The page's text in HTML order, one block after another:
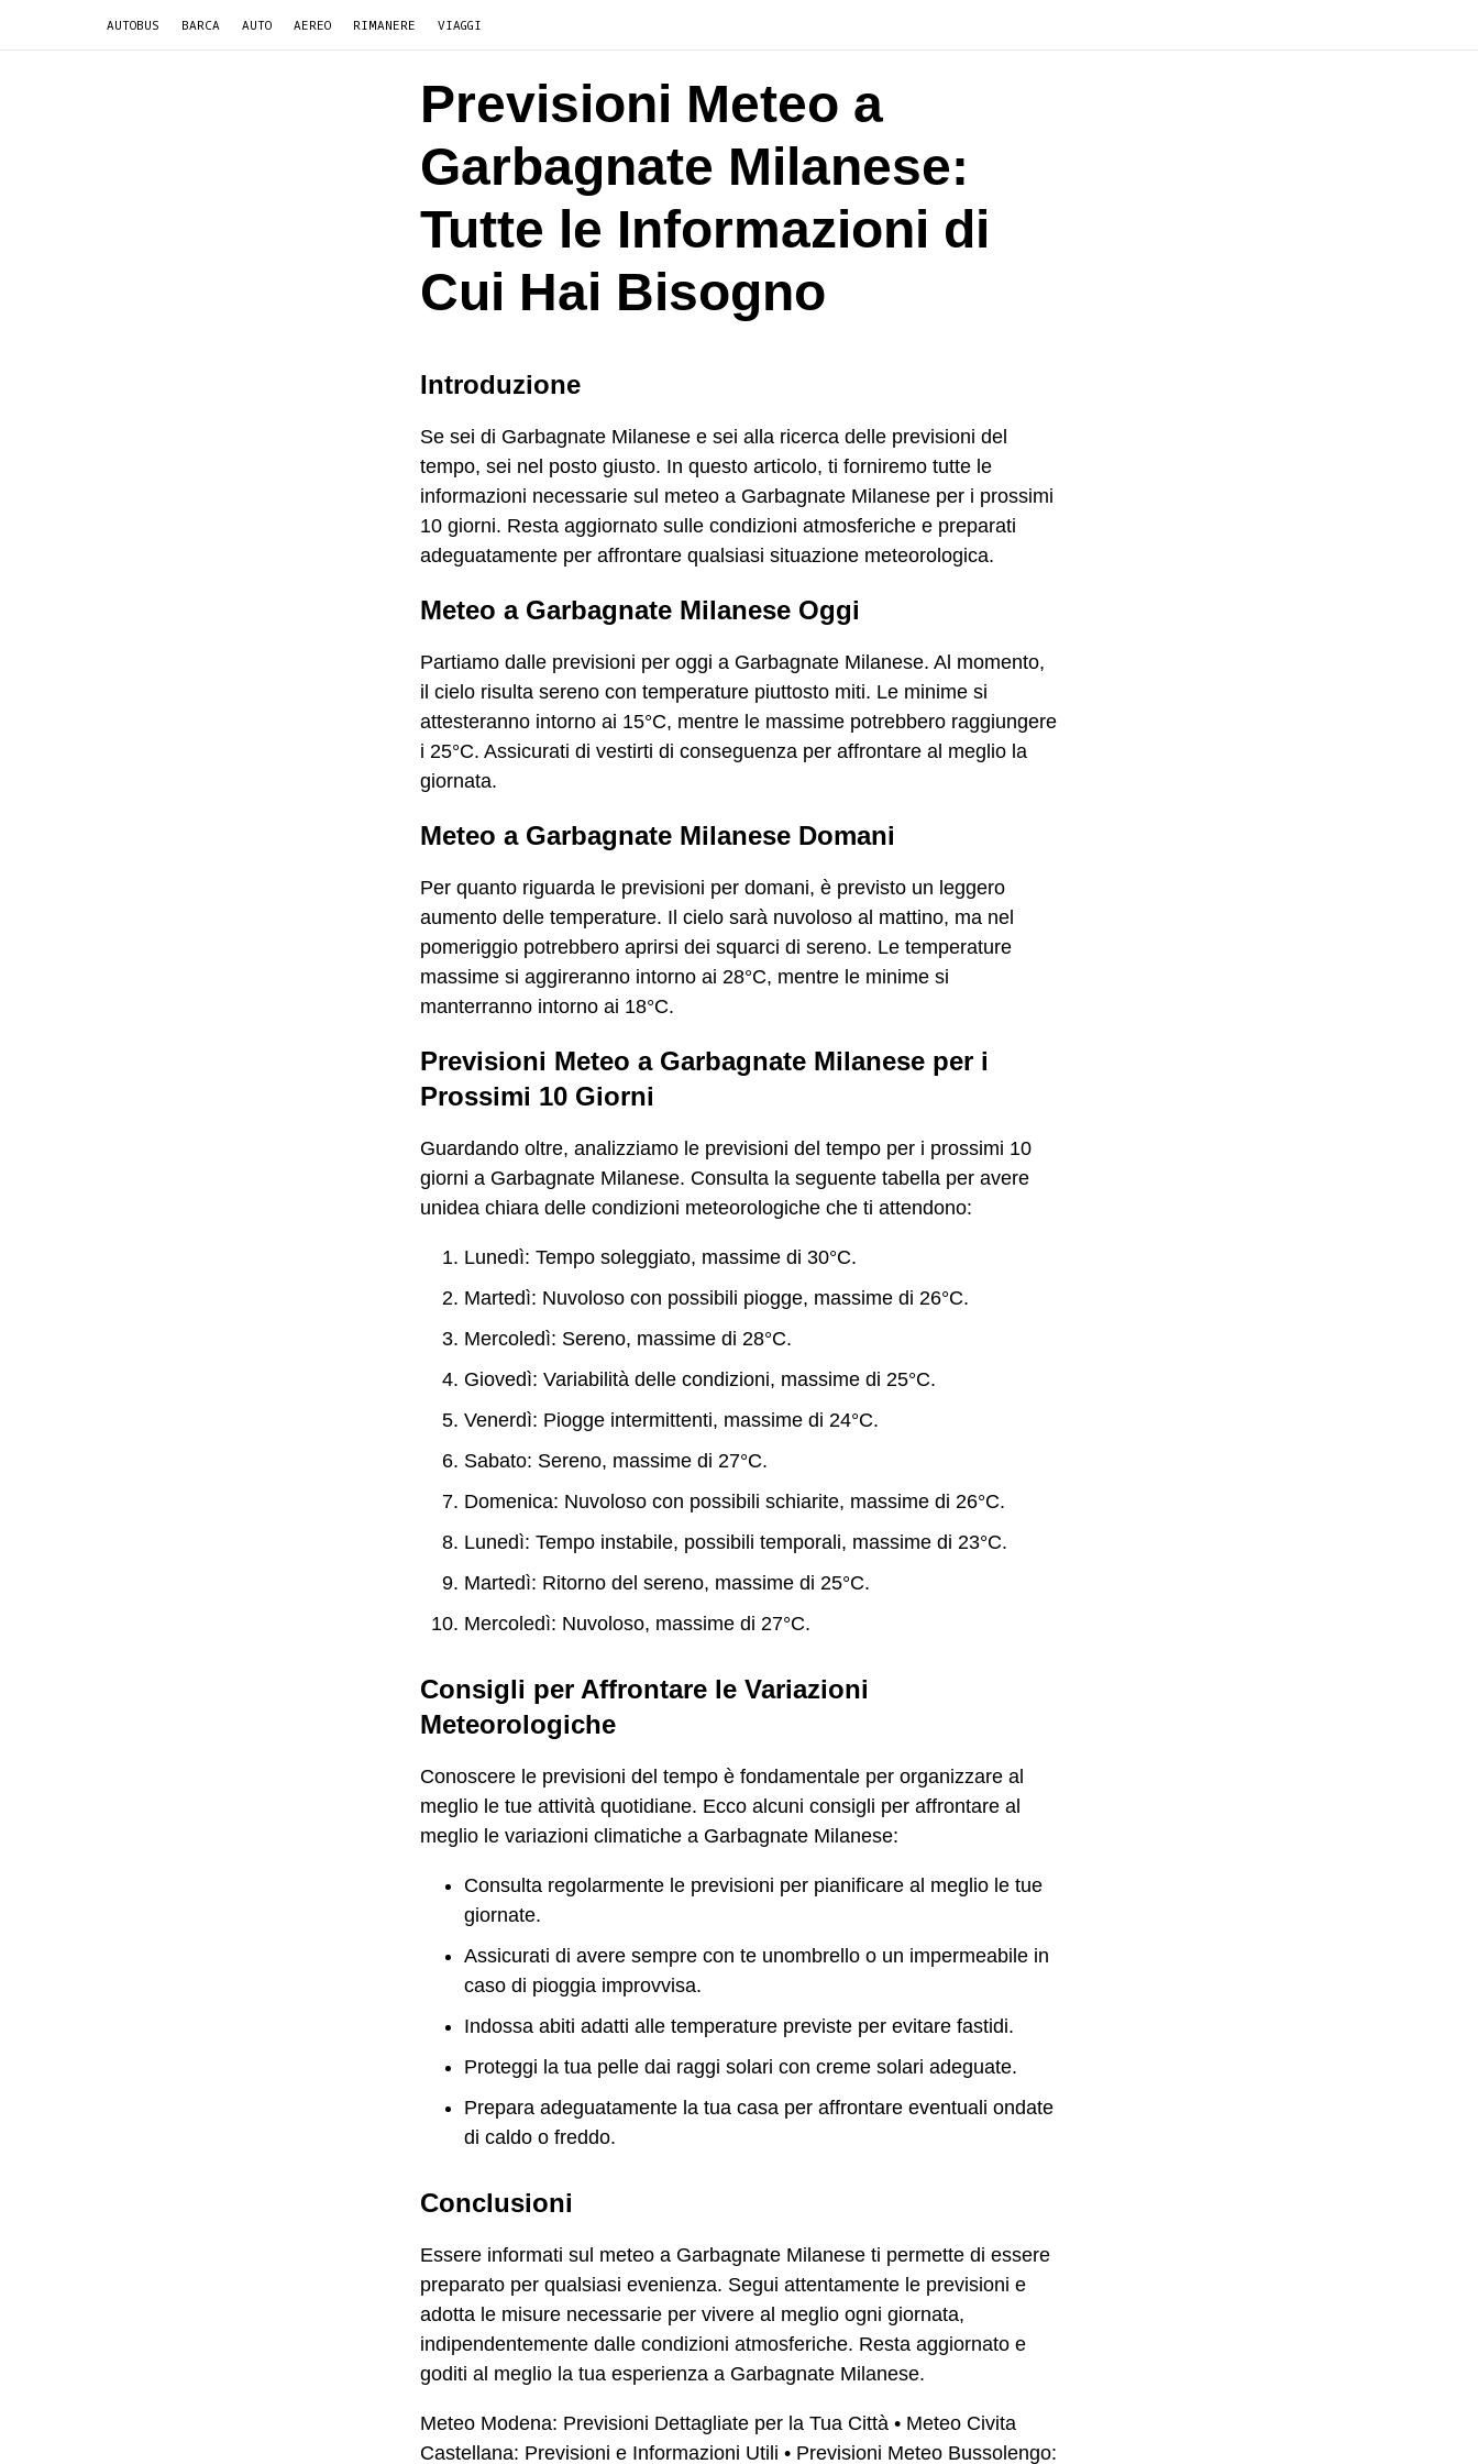
AUTOBUS BARCA AUTO AEREO RIMANERE VIAGGI
Previsioni Meteo a
Garbagnate Milanese:
Tutte le Informazioni di
Cui Hai Bisogno
Introduzione
Se sei di Garbagnate Milanese e sei alla ricerca delle previsioni del
tempo, sei nel posto giusto. In questo articolo, ti forniremo tutte le
informazioni necessarie sul meteo a Garbagnate Milanese per i prossimi
10 giorni. Resta aggiornato sulle condizioni atmosferiche e preparati
adeguatamente per affrontare qualsiasi situazione meteorologica.
Meteo a Garbagnate Milanese Oggi
Partiamo dalle previsioni per oggi a Garbagnate Milanese. Al momento,
il cielo risulta sereno con temperature piuttosto miti. Le minime si
attesteranno intorno ai 15°C, mentre le massime potrebbero raggiungere
i 25°C. Assicurati di vestirti di conseguenza per affrontare al meglio la
giornata.
Meteo a Garbagnate Milanese Domani
Per quanto riguarda le previsioni per domani, è previsto un leggero
aumento delle temperature. Il cielo sarà nuvoloso al mattino, ma nel
pomeriggio potrebbero aprirsi dei squarci di sereno. Le temperature
massime si aggireranno intorno ai 28°C, mentre le minime si
manterranno intorno ai 18°C.
Previsioni Meteo a Garbagnate Milanese per i
Prossimi 10 Giorni
Guardando oltre, analizziamo le previsioni del tempo per i prossimi 10
giorni a Garbagnate Milanese. Consulta la seguente tabella per avere
unidea chiara delle condizioni meteorologiche che ti attendono:
Lunedì: Tempo soleggiato, massime di 30°C.
Martedì: Nuvoloso con possibili piogge, massime di 26°C.
Mercoledì: Sereno, massime di 28°C.
Giovedì: Variabilità delle condizioni, massime di 25°C.
Venerdì: Piogge intermittenti, massime di 24°C.
Sabato: Sereno, massime di 27°C.
Domenica: Nuvoloso con possibili schiarite, massime di 26°C.
Lunedì: Tempo instabile, possibili temporali, massime di 23°C.
Martedì: Ritorno del sereno, massime di 25°C.
Mercoledì: Nuvoloso, massime di 27°C.
Consigli per Affrontare le Variazioni
Meteorologiche
Conoscere le previsioni del tempo è fondamentale per organizzare al
meglio le tue attività quotidiane. Ecco alcuni consigli per affrontare al
meglio le variazioni climatiche a Garbagnate Milanese:
Consulta regolarmente le previsioni per pianificare al meglio le tue
giornate.
Assicurati di avere sempre con te unombrello o un impermeabile in
caso di pioggia improvvisa.
Indossa abiti adatti alle temperature previste per evitare fastidi.
Proteggi la tua pelle dai raggi solari con creme solari adeguate.
Prepara adeguatamente la tua casa per affrontare eventuali ondate
di caldo o freddo.
Conclusioni
Essere informati sul meteo a Garbagnate Milanese ti permette di essere
preparato per qualsiasi evenienza. Segui attentamente le previsioni e
adotta le misure necessarie per vivere al meglio ogni giornata,
indipendentemente dalle condizioni atmosferiche. Resta aggiornato e
goditi al meglio la tua esperienza a Garbagnate Milanese.
Meteo Modena: Previsioni Dettagliate per la Tua Città • Meteo Civita
Castellana: Previsioni e Informazioni Utili • Previsioni Meteo Bussolengo: